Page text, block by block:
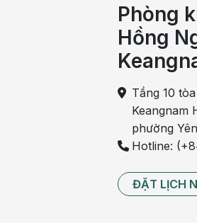
giáp bị co lại, xơ hóa, gây
tuyến giáp sau quá trình
hai. Cụ thể, bệnh nhân cường
quá liều hoặc
trọng cũng là nguyên nhân
những vùng thiếu i-ốt. Thậm chí ở
nhân xạ trị ung thư thanh quản
Phòng
Hồng
Tầng 10
Keangnam
phường
Hotline:
ĐẶT LỊCH